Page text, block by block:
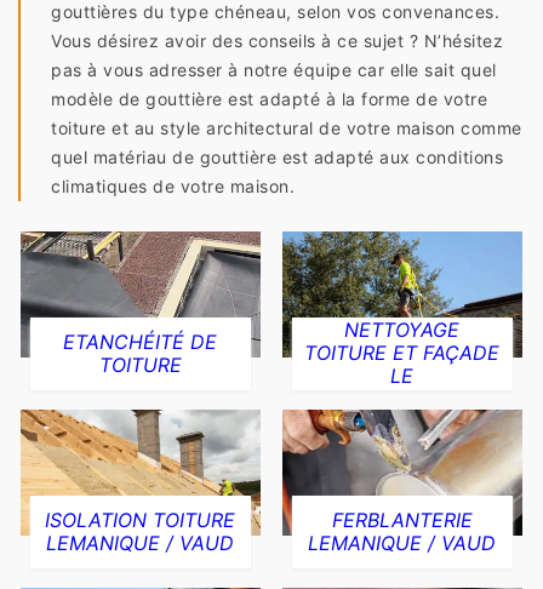
gouttières du type chéneau, selon vos convenances.
Vous désirez avoir des conseils à ce sujet ? N’hésitez
pas à vous adresser à notre équipe car elle sait quel
modèle de gouttière est adapté à la forme de votre
toiture et au style architectural de votre maison comme
quel matériau de gouttière est adapté aux conditions
climatiques de votre maison.
ETANCHÉITÉ DE
TOITURE
NETTOYAGE
TOITURE ET FAÇADE
LE
ISOLATION TOITURE
LEMANIQUE / VAUD
FERBLANTERIE
LEMANIQUE / VAUD